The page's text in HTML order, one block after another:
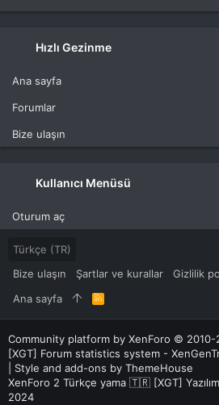
Hızlı Gezinme
Ana sayfa
Forumlar
Bize ulaşın
Kullanıcı Menüsü
Oturum aç
Türkçe (TR)
Bize ulaşın
Şartlar ve kurallar Gizlilik
Ana sayfa
R
S
Community platform by XenForo © 2010-
[XGT] Forum statistics system -
Style and add-ons by ThemeHouse
XenForo 2 Türkçe yama 🇹🇷 [XGT]
2024